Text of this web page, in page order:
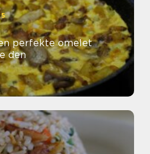
perfekte omelet
den